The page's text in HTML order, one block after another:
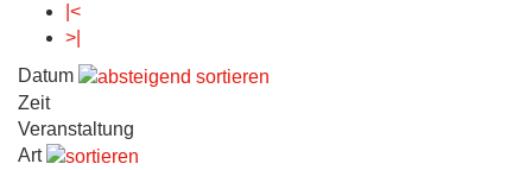
|<
>|
Datum
Zeit
Veranstaltung
Art